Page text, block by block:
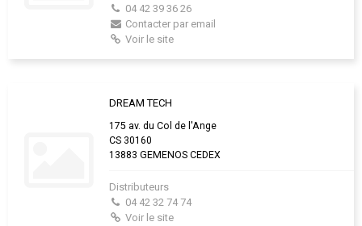
04 42 39 36 26
Contacter par email
Voir le site
DREAM TECH
175 av. du Col de l'Ange
CS 30160
13883 GEMENOS CEDEX
Distributeurs
04 42 32 74 74
Voir le site